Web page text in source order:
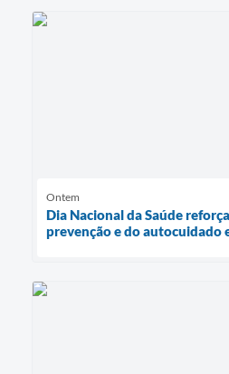
Ontem
Dia Nacional da Saúde
prevenção e do autocuidado